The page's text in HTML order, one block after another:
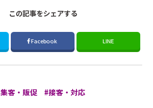
この記事をシェアする
Facebook LINE
集客・販促 接客・対応